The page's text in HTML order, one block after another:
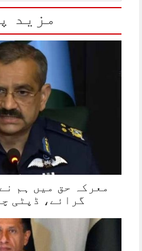
مزید
گرائے، ڈپٹی